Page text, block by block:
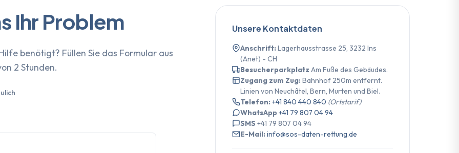
Ihr Problem
benötigt? Füllen Sie das Formular aus
2 Stunden.
Unsere Kontaktdaten
Anschrift: Lagerhausstrasse 25, 3232 Ins
(Anet) - CH
Besucherparkplatz Am Fuße des Gebäudes.
Zugang zum Zug: Bahnhof 250m entfernt.
Linien von Neuchâtel, Bern, Murten und Biel.
Telefon: +41 840 440 840 (Ortstarif)
WhatsApp +41 79 807 04 94
SMS +41 79 807 04 94
E-Mail: info@sos-daten-rettung.de